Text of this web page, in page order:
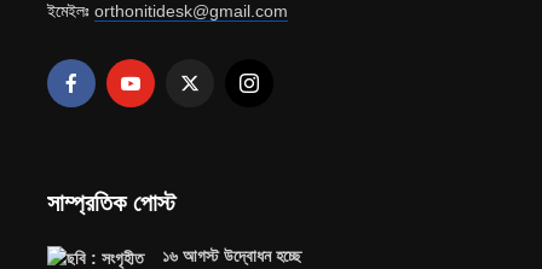
ইমেইলঃ orthonitidesk@gmail.com
সাম্প্রতিক পোস্ট
১৬ আগস্ট উদ্বোধন হচ্ছে